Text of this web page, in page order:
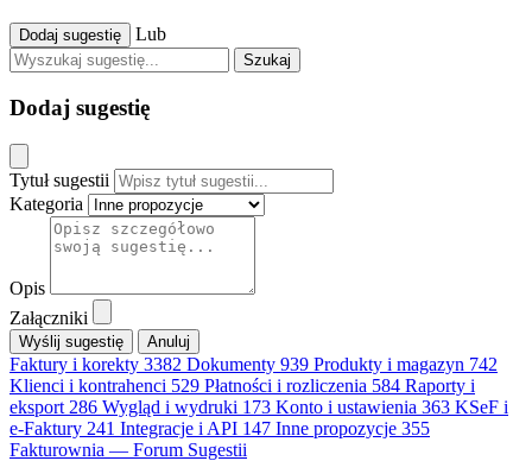
Dodaj sugestię Lub
Szukaj
Dodaj sugestię
Tytuł sugestii
Kategoria
Opis
Załączniki
Anuluj
Faktury i korekty 3382 Dokumenty 939 Produkty i magazyn 742
Klienci i kontrahenci 529 Płatności i rozliczenia 584 Raporty i
eksport 286 Wygląd i wydruki 173 Konto i ustawienia 363 KSeF i
e-Faktury 241 Integracje i API 147 Inne propozycje 355
Fakturownia — Forum Sugestii